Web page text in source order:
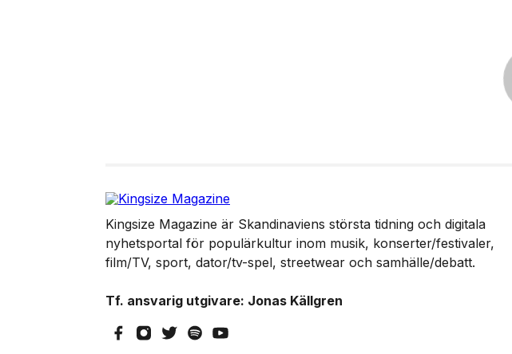
Kingsize Magazine är Skandinaviens största tidning och digitala
nyhetsportal för populärkultur inom musik, konserter/festivaler,
film/TV, sport, dator/tv-spel, streetwear och samhälle/debatt.
Tf. ansvarig utgivare: Jonas Källgren